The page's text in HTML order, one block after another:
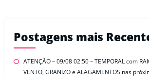
Postagens mais
ATENÇÃO – 09/08 02:50 – TEMPORAL com
VENTO, GRANIZO e ALAGAMENTOS nas